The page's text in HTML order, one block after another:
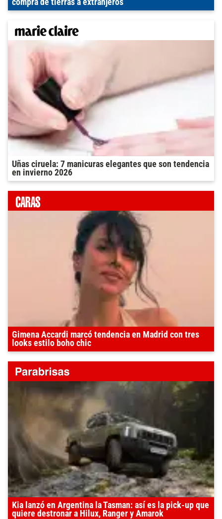
Uñas ciruela: 7 manicuras elegantes que son tendencia
en invierno 2026
Gimena Accardi marcó tendencia en Madrid con tres
looks estilo boho chic
Kia lanzó en Argentina la Tasman: así es la pick-up que
quiere destronar a Hilux, Ranger y Amarok